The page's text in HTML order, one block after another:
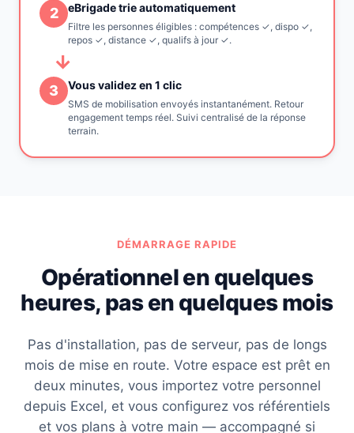
2 eBrigade trie automatiquement
Filtre les personnes éligibles : compétences ✓, dispo ✓,
repos ✓, distance ✓, qualifs à jour ✓.
→
3 Vous validez en 1 clic
SMS de mobilisation envoyés instantanément. Retour
engagement temps réel. Suivi centralisé de la réponse
terrain.
DÉMARRAGE RAPIDE
Opérationnel en quelques
heures, pas en quelques mois
Pas d'installation, pas de serveur, pas de longs
mois de mise en route. Votre espace est prêt en
deux minutes, vous importez votre personnel
depuis Excel, et vous configurez vos référentiels
et vos plans à votre main — accompagné si